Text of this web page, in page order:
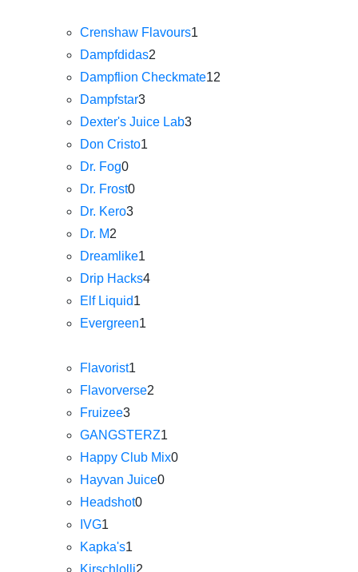
Crenshaw Flavours1
Dampfdidas2
Dampflion Checkmate12
Dampfstar3
Dexter's Juice Lab3
Don Cristo1
Dr. Fog0
Dr. Frost0
Dr. Kero3
Dr. M2
Dreamlike1
Drip Hacks4
Elf Liquid1
Evergreen1
Flavorist1
Flavorverse2
Fruizee3
GANGSTERZ1
Happy Club Mix0
Hayvan Juice0
Headshot0
IVG1
Kapka's1
Kirschlolli2